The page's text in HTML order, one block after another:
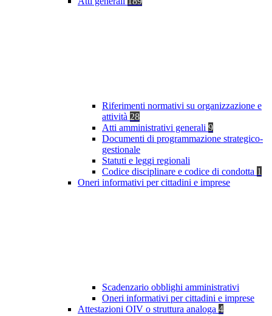
Riferimenti normativi su organizzazione e
attività 28
Atti amministrativi generali 9
Documenti di programmazione strategico-
gestionale
Statuti e leggi regionali
Codice disciplinare e codice di condotta 1
Oneri informativi per cittadini e imprese
Scadenzario obblighi amministrativi
Oneri informativi per cittadini e imprese
Attestazioni OIV o struttura analoga 4